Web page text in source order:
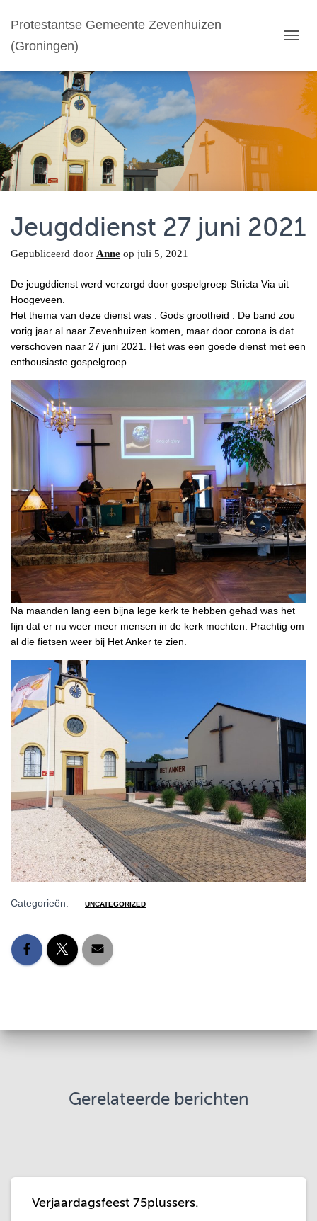
Protestantse Gemeente Zevenhuizen
(Groningen)
G
A
I
E
Jeugddienst 27 juni 2021
Gepubliceerd door Anne op juli 5, 2021
De jeugddienst werd verzorgd door gospelgroep Stricta Via uit
Hoogeveen.
Het thema van deze dienst was : Gods grootheid . De band zou
vorig jaar al naar Zevenhuizen komen, maar door corona is dat
verschoven naar 27 juni 2021. Het was een goede dienst met een
enthousiaste gospelgroep.
Na maanden lang een bijna lege kerk te hebben gehad was het
fijn dat er nu weer meer mensen in de kerk mochten. Prachtig om
al die fietsen weer bij Het Anker te zien.
Categorieën: UNCATEGORIZED
Gerelateerde berichten
Verjaardagsfeest 75plussers.